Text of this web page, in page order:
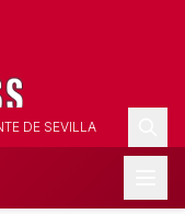
DE SEVILLA